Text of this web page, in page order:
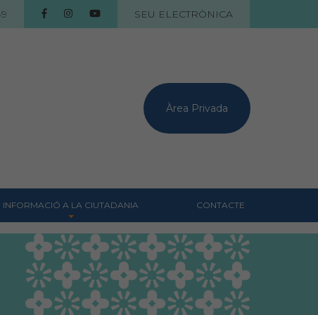
SEU ELECTRÒNICA
Àrea Privada
INFORMACIÓ A LA CIUTADANIA
Centres veterinaris
Col·legiats
Consells per a les teves
mascotes
CONTACTE